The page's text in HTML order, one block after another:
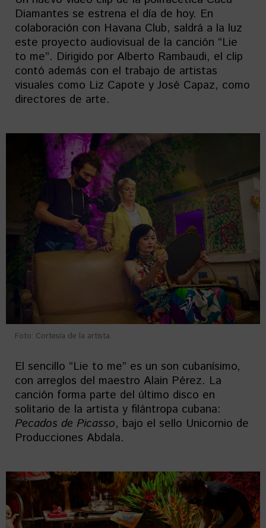
Diamantes se estrena el día de hoy. En
colaboración con Havana Club, saldrá a la luz
este proyecto audiovisual de la canción “Lie
to me”. Dirigido por Alberto Rambaudi, el clip
contó además con el trabajo de artistas
visuales como Liz Capote y José Capaz, como
directores de arte.
Foto: Cortesía de la artista.
El sencillo “Lie to me” es un son cubanísimo,
con arreglos del maestro Alain Pérez. La
canción forma parte del último disco en
solitario de la artista y filántropa cubana:
Pecados de Picasso, bajo el sello Unicornio de
Producciones Abdala.